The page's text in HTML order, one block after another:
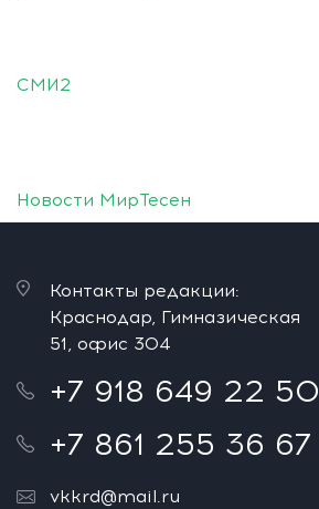
СМИ2
Новости МирТесен
Контакты редакции:
Краснодар, Гимназическая
51, офис 304
+7 918 649 22 50
+7 861 255 36 67
vkkrd@mail.ru